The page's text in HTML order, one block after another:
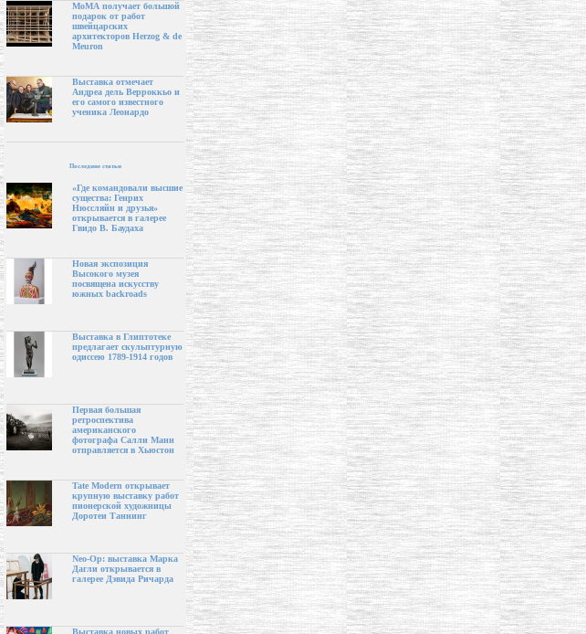
МоМА получает большой
подарок от работ
швейцарских
архитекторов Herzog & de
Meuron
Выставка отмечает
Андреа дель Верроккьо и
его самого известного
ученика Леонардо
Последние статьи
«Где командовали высшие
существа: Генрих
Нюссляйн и друзья»
открывается в галерее
Гвидо В. Баудаха
Новая экспозиция
Высокого музея
посвящена искусству
южных backroads
Выставка в Глиптотеке
предлагает скульптурную
одиссею 1789-1914 годов
Первая большая
ретроспектива
американского
фотографа Салли Манн
отправляется в Хьюстон
Tate Modern открывает
крупную выставку работ
пионерской художницы
Доротеи Таннинг
Neo-Op: выставка Марка
Дагли открывается в
галерее Дэвида Ричарда